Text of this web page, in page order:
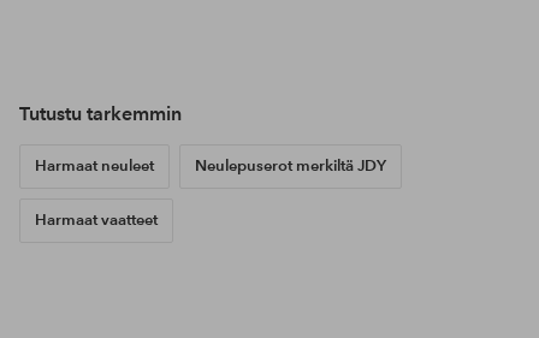
Tutustu tarkemmin
Harmaat neuleet Neulepuserot merkiltä JDY
Harmaat vaatteet